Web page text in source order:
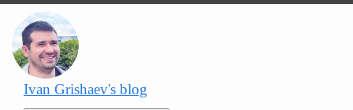
Ivan Grishaev's blog